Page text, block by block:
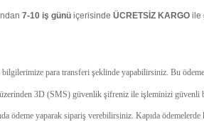
7-10 iş günü içerisinde ÜCRETSİZ KARGO ile
bilgilerimize para transferi şeklinde yapabilirsiniz. Bu
3D (SMS) güvenlik şifreniz ile işleminizi güvenli
ödeme yaparak sipariş verebilirsiniz. Kapıda ödemelerde